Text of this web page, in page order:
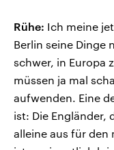
Rühe: Ich meine
Berlin seine Dinge
schwer, in Europa
müssen ja mal
aufwenden. Eine
ist: Die Engländer,
alleine aus für den